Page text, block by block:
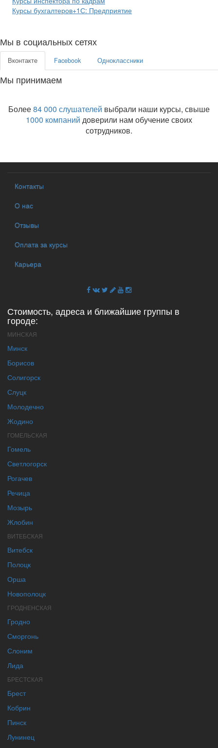
Курсы бухгалтеров+1С: Предприятие
Мы в социальных сетях
Вконтакте Facebook Одноклассники
Мы принимаем
Более84 000 слушателей выбрали наши курсы, свыше
1000 компаний доверили нам обучение своих
сотрудников.
Контакты
О нас
Отзывы
Оплата за курсы
Карьера
Стоимость, адреса и ближайшие группы в
городе:
МИНСКАЯ
Минск
Борисов
Солигорск
Слуцк
Молодечно
Жодино
ГОМЕЛЬСКАЯ
Гомель
Светлогорск
Рогачев
Речица
Мозырь
Жлобин
ВИТЕБСКАЯ
Витебск
Полоцк
Орша
Новополоцк
ГРОДНЕНСКАЯ
Гродно
Сморгонь
Слоним
Лида
БРЕСТСКАЯ
Брест
Кобрин
Пинск
Лунинец